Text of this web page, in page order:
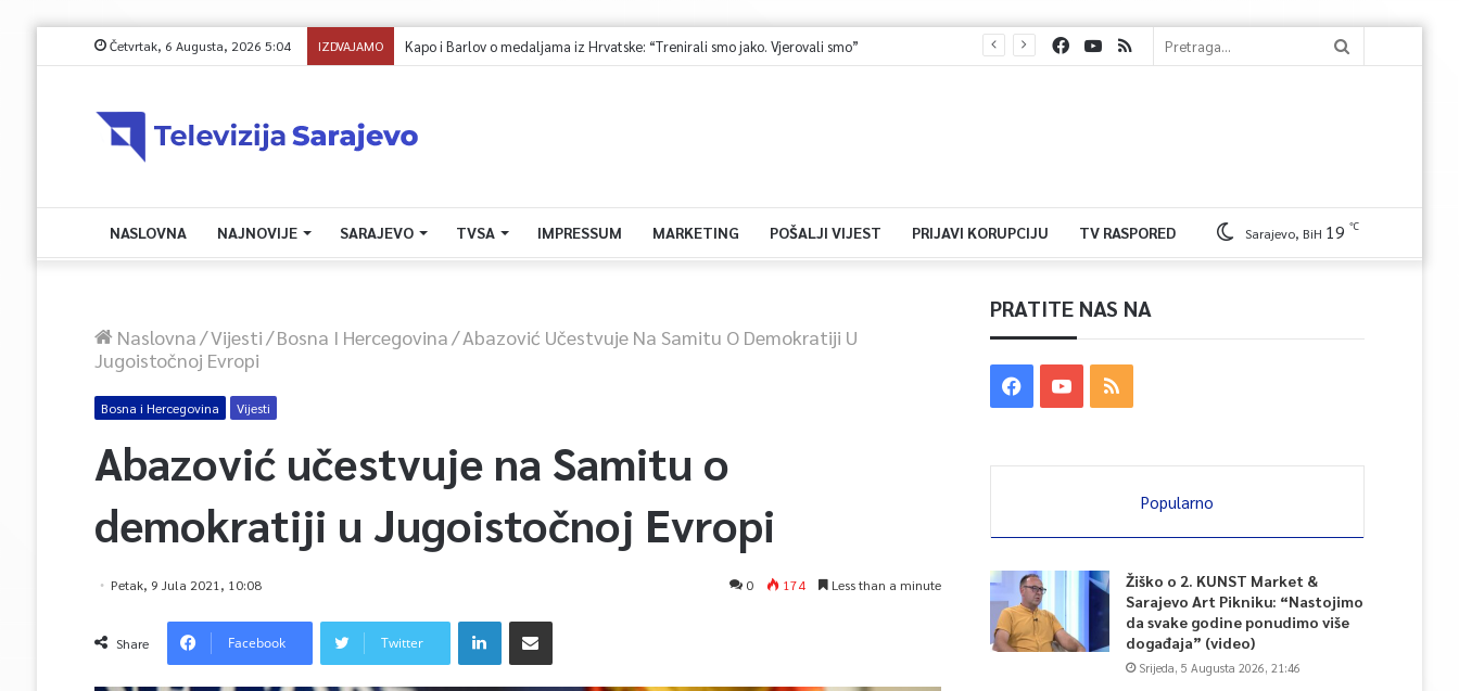
Četvrtak, 6 Augusta, 2026 5:04 IZDVAJAMO Kapo i Barlov o medaljama iz Hrvatske: “Trenirali smo jako. Vjerovali smo”
NASLOVNA NAJNOVIJE SARAJEVO TVSA IMPRESSUM MARKETING POŠALJI VIJEST PRIJAVI KORUPCIJU TV RASPORED Sarajevo, BiH 19 ℃
Naslovna/Vijesti/Bosna I Hercegovina/Abazović Učestvuje Na Samitu O Demokratiji U
Jugoistočnoj Evropi
Bosna i Hercegovina Vijesti
Abazović učestvuje na Samitu o
demokratiji u Jugoistočnoj Evropi
Petak, 9 Jula 2021, 10:08 0 174 Less than a minute
Share Facebook Twitter
PRATITE NAS NA
Popularno
Žiško o 2. KUNST Market &
Sarajevo Art Pikniku: “Nastojimo
da svake godine ponudimo više
događaja” (video)
Srijeda, 5 Augusta 2026, 21:46